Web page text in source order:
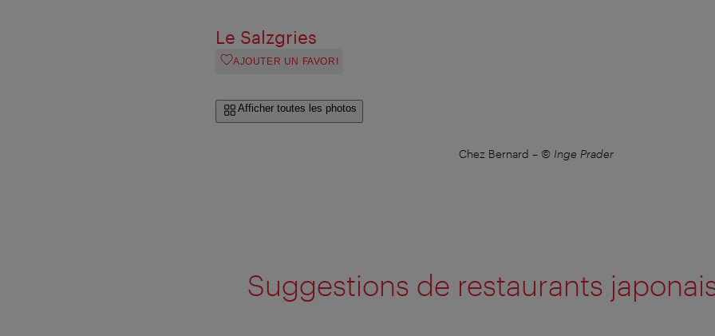
Le Salzgries
AJOUTER UN FAVORI
Afficher toutes les photos
Chez Bernard – © Inge Prader
Suggestions de restaurants